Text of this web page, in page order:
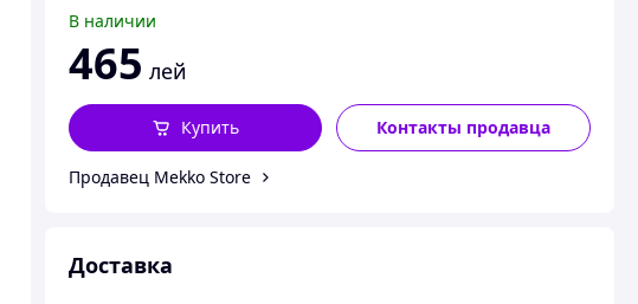
В наличии
465 лей
Контакты продавца
Купить
Продавец Mekko Store
Доставка